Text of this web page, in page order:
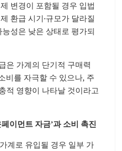
변경이 포함될 경우 입법
환급 시기·규모가 달라질
성은 낮은 상태로 평가되
은 가계의 단기적 구매력
비를 자극할 수 있으나, 주
적 영향이 나타날 것이라고
이먼트 자금’과 소비 촉진
계로 유입될 경우 일부 가